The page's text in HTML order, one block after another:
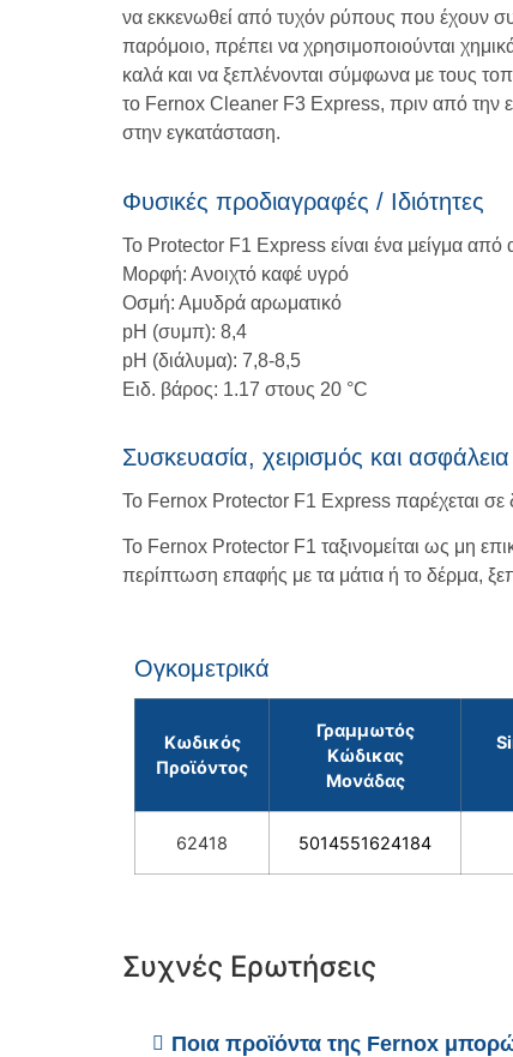
να εκκενωθεί από τυχόν ρύπους που έχουν
παρόμοιο, πρέπει να χρησιμοποιούνται
καλά και να ξεπλένονται σύμφωνα με τους
το Fernox Cleaner F3 Express, πριν από την
στην εγκατάσταση.
Φυσικές προδιαγραφές / Ιδιότητες
Το Protector F1 Express είναι ένα μείγμα από
Μορφή: Ανοιχτό καφέ υγρό
Οσμή: Αμυδρά αρωματικό
pH (συμπ): 8,4
pH (διάλυμα): 7,8-8,5
Ειδ. βάρος: 1.17 στους 20 °C
Συσκευασία, χειρισμός και ασφάλεια
Το Fernox Protector F1 Express παρέχεται σε
Το Fernox Protector F1 ταξινομείται ως μη
περίπτωση επαφής με τα μάτια ή το δέρμα,
Ογκομετρικά
Κωδικός
Προϊόντος
Γραμμωτός
Κώδικας
Μονάδας
62418 5014551624184
Συχνές Ερωτήσεις
Ποια προϊόντα της Fernox